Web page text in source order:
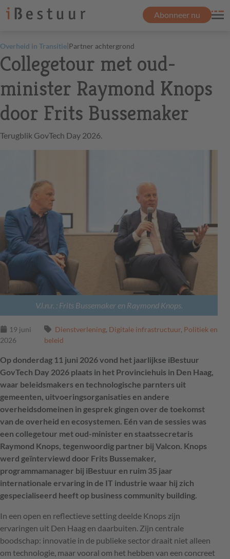
Abonneer nu
Overheid in Transitie|Partner achtergrond
Collegetour met oud-
minister Raymond Knops
door Frits Bussemaker
Terugblik GovTech Day 2026.
V.l.n.r. : Frits Bussemaker en Raymond Knops.
19 juni
2026
Dienstverlening, Digitale infrastructuur, Politiek en
beleid
Op donderdag 11 juni 2026 vond het jaarlijkse iBestuur
GovTech Day 2026 plaats in het Provinciehuis in Den Haag,
waar beleidsmakers en technologische parnters uit
gemeenten, uitvoeringsorganisaties en andere
overheidsdomeinen in gesprek gingen over de toekomst
van de overheid en ecosystemen. Eén van de sessies was
een collegetour met oud-minister en staatssecretaris
Raymond Knops, tegenwoordig partner bij Valcon. Knops
werd geïnterviewd door Frits Bussemaker,
programmamanager bij iBestuur en ruim 35 jaar
internationale ervaring in de IT industrie waar hij zich
gespecialiseerd heeft op business community building.
In een open en reflectieve setting deelde Knops zijn
ervaringen uit Den Haag en daarbuiten. Zijn centrale
boodschap: innovatie in de publieke sector draait niet alleen
om technologie, maar vooral om het hebben van een concreet